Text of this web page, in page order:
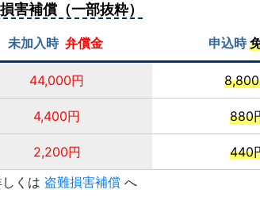
害補償（一部抜粋）
未加入時 弁償金 申込時
44,000円
4,400円 880
2,200円
440
くは 盗難損害補償へ